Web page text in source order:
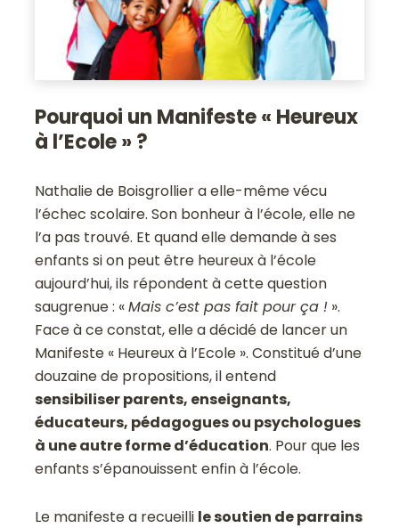
Pourquoi un Manifeste « Heureux
à l’Ecole » ?
Nathalie de Boisgrollier a elle-même vécu
l’échec scolaire. Son bonheur à l’école, elle ne
l’a pas trouvé. Et quand elle demande à ses
enfants si on peut être heureux à l’école
aujourd’hui, ils répondent à cette question
saugrenue : «Mais c’est pas fait pour ça ! ».
Face à ce constat, elle a décidé de lancer un
Manifeste « Heureux à l’Ecole ». Constitué d’une
douzaine de propositions, il entend
sensibiliser parents, enseignants,
éducateurs, pédagogues ou psychologues
à une autre forme d’éducation. Pour que les
enfants s’épanouissent enfin à l’école.
Le manifeste a recueilli le soutien de parrains